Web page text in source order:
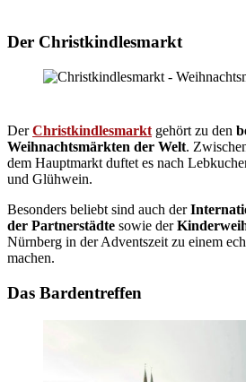
Der Christkindlesmarkt
DerChristkindlesmarkt gehört zu den
Weihnachtsmärkten der Welt.
dem Hauptmarkt duftet es nach
und Glühwein.
Besonders beliebt sind auch der
der Partnerstädte sowie der
Nürnberg in der Adventszeit zu einem
machen.
Das Bardentreffen